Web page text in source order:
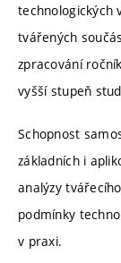
technologických
tvářených
zpracování
vyšší stupeň
Schopnost
základních i
analýzy
podmínky
v praxi.